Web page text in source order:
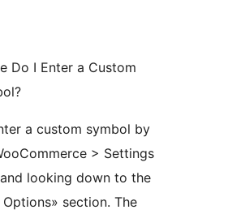
Do I Enter a Custom
a custom symbol by
> Settings
looking down to the
section. The